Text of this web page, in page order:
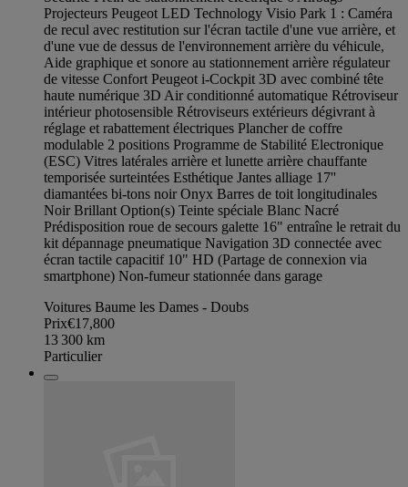
Projecteurs Peugeot LED Technology Visio Park 1 : Caméra
de recul avec restitution sur l'écran tactile d'une vue arrière, et
d'une vue de dessus de l'environnement arrière du véhicule,
Aide graphique et sonore au stationnement arrière régulateur
de vitesse Confort Peugeot i-Cockpit 3D avec combiné tête
haute numérique 3D Air conditionné automatique Rétroviseur
intérieur photosensible Rétroviseurs extérieurs dégivrant à
réglage et rabattement électriques Plancher de coffre
modulable 2 positions Programme de Stabilité Electronique
(ESC) Vitres latérales arrière et lunette arrière chauffante
temporisée surteintées Esthétique Jantes alliage 17''
diamantées bi-tons noir Onyx Barres de toit longitudinales
Noir Brillant Option(s) Teinte spéciale Blanc Nacré
Prédisposition roue de secours galette 16" entraîne le retrait du
kit dépannage pneumatique Navigation 3D connectée avec
écran tactile capacitif 10" HD (Partage de connexion via
smartphone) Non-fumeur stationnée dans garage
Voitures Baume les Dames - Doubs
Prix€17,800
13 300 km
Particulier